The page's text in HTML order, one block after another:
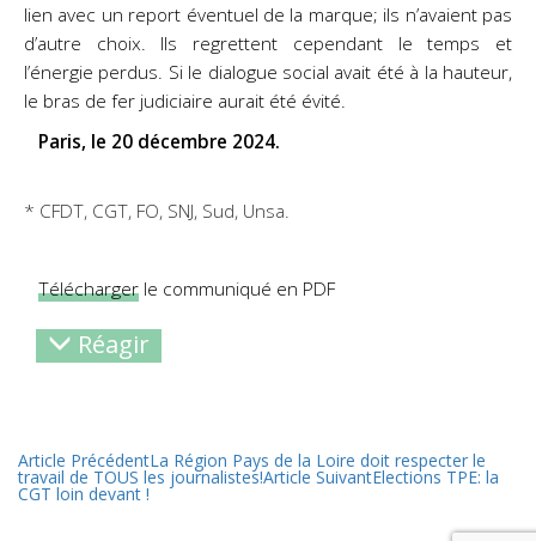
lien avec un report éventuel de la marque; ils n’avaient pas
d’autre choix. Ils regrettent cependant le temps et
l’énergie perdus. Si le dialogue social avait été à la hauteur,
le bras de fer judiciaire aurait été évité.
Paris, le 20 décembre 2024.
* CFDT, CGT, FO, SNJ, Sud, Unsa.
Télécharger le communiqué en PDF
Réagir
Article PrécédentLa Région Pays de la Loire doit respecter le
travail de TOUS les journalistes!Article SuivantElections TPE: la
CGT loin devant !